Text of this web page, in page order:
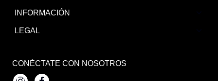
INFORMACIÓN
LEGAL
CONÉCTATE CON NOSOTROS